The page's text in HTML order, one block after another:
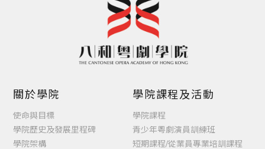
關於學院
使命與目標
學院歷史及發展里程碑
學院架構
學院課程及活動
學院課程
青少年粵劇演員訓練班
短期課程/從業員專業培訓課程